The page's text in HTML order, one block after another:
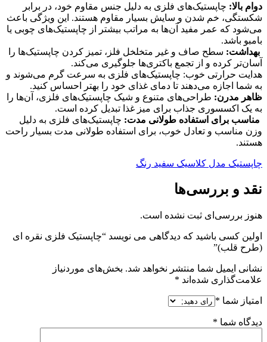
دوام بالا: چاپستیک‌های فلزی به دلیل جنس مقاوم خود، در برابر
شکستگی، خم شدن و سایش بسیار مقاوم هستند. این ویژگی باعث
می‌شود که عمر مفید آن‌ها به مراتب بیشتر از چاپستیک‌های چوبی یا
بامبو باشد.
بهداشت: سطح صاف و غیر متخلخل فلز، تمیز کردن چاپستیک‌ها را
آسان‌تر کرده و از تجمع باکتری‌ها جلوگیری می‌کند.
هدایت حرارتی خوب: چاپستیک‌های فلزی به سرعت گرم می‌شوند و
به شما اجازه می‌دهند تا دمای غذای خود را بهتر احساس کنید.
ظاهر مدرن: طراحی‌های متنوع و شیک چاپستیک‌های فلزی، آن‌ها را
به یک اکسسوری جذاب برای میز غذا تبدیل کرده است.
مناسب برای استفاده طولانی مدت: چاپستیک‌های فلزی به دلیل
وزن مناسب و تعادل خوب، برای استفاده طولانی مدت بسیار راحت
هستند.
چاپستیک مدل کلاسیک سفید رنگ
نقد و بررسی‌ها
هنوز بررسی‌ای ثبت نشده است.
اولین کسی باشید که دیدگاهی می نویسد “چاپستیک فلزی نقره ای
(طرح قلب)”
نشانی ایمیل شما منتشر نخواهد شد. بخش‌های موردنیاز
علامت‌گذاری شده‌اند *
امتیاز شما *
دیدگاه شما *